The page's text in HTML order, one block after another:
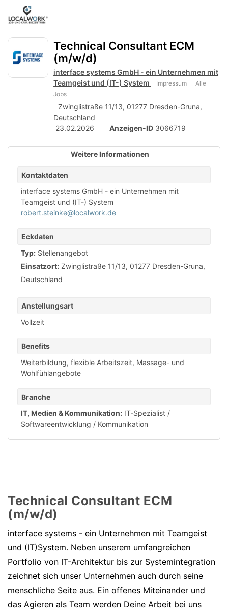
Accessibility
Modus
zur
Navigation
zum
von
Endgerät
Technical Consultant ECM
(m/w/d)
interface systems GmbH - ein Unternehmen mit
Teamgeist und (IT-) System
Impressum
Alle
Jobs
Zwinglistraße 11/13, 01277 Dresden-Gruna,
Deutschland
23.02.2026
Anzeigen-ID 3066719
Weitere Informationen
Kontaktdaten
interface systems GmbH - ein Unternehmen mit
Teamgeist und (IT-) System
robert.steinke@localwork.de
Eckdaten
Typ: Stellenangebot
Einsatzort: Zwinglistraße 11/13, 01277 Dresden-Gruna,
Deutschland
Anstellungsart
Vollzeit
Benefits
Weiterbildung, flexible Arbeitszeit, Massage- und
Wohlfühlangebote
Branche
IT, Medien & Kommunikation: IT-Spezialist /
Softwareentwicklung / Kommunikation
Technical Consultant ECM
(m/w/d)
interface systems - ein Unternehmen mit Teamgeist
und (IT)System. Neben unserem umfangreichen
Portfolio von IT-Architektur bis zur Systemintegration
zeichnet sich unser Unternehmen auch durch seine
menschliche Seite aus. Ein offenes Miteinander und
das Agieren als Team werden Deine Arbeit bei uns